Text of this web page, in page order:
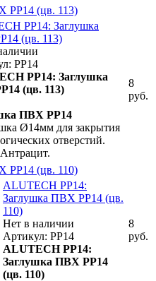
PP14 (цв. 113)
PP14: Заглушка
(цв. 113)
PP14
PP14: Заглушка
(цв. 113)
ПВХ PP14
Ø14мм для закрытия
отверстий.
8
руб.
PP14 (цв. 110)
ALUTECH PP14:
Заглушка ПВХ PP14 (цв.
110)
Нет в наличии
Артикул: PP14
ALUTECH PP14:
Заглушка ПВХ PP14
(цв. 110)
8
руб.